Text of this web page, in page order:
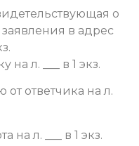
о
в адрес
на л. ___ в 1 экз.
от ответчика на л.
на л. ___ в 1 экз.